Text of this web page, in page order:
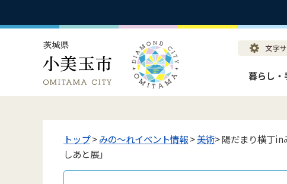
暮らし・
トップ>みの〜れイベント情報>美術> 陽だまり横丁
しあと展」